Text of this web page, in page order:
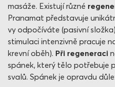
masáže. Existují různé
Pranamat představuje
vy odpočíváte (pasivní
stimulaci intenzivně pracuje
krevní oběh). Při regeneraci
spánek, který tělo potřebuje
svalů. Spánek je opravdu